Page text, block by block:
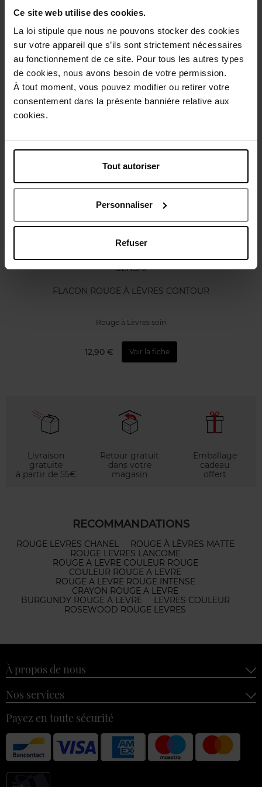
Ce site web utilise des cookies.
La loi stipule que nous ne pouvons stocker des cookies
sur votre appareil que s’ils sont strictement nécessaires
au fonctionnement de ce site. Pour tous les autres types
de cookies, nous avons besoin de votre permission.
À tout moment, vous pouvez modifier ou retirer votre
consentement dans la présente bannière relative aux
cookies.
Tout autoriser
Personnaliser
Refuser
Description
Caractéristiques
Avis client
Nouveauté
SENSAI
FLACON ROUGE À LÈVRES CONTOUR
Rouge à Lèvres soin
12,90 € Voir la fiche
Livraison
gratuite
à partir de 55€
Retour gratuit
dans votre
magasin
Emballage
cadeau
offert
RECOMMANDATIONS
ROUGE LEVRES CHANEL
ROUGE À LÈVRES MATTE
ROUGE LEVRES LANCOME
ROUGE A LEVRE COULEUR ROUGE
COULEUR ROUGE A LEVRE
ROUGE A LEVRE ROUGE INTENSE
CRAYON ROUGE A LEVRE
BURGUNDY ROUGE A LEVRE
LEVRES COULEUR
ROSEWOOD ROUGE LEVRES
À propos de nous
Nos services
Payez en toute sécurité